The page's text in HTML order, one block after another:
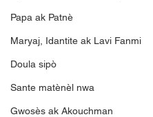
Papa ak Patnè
Maryaj, Idantite ak Lavi Fanmi
Doula sipò
Sante matènèl nwa
Gwosès ak Akouchman